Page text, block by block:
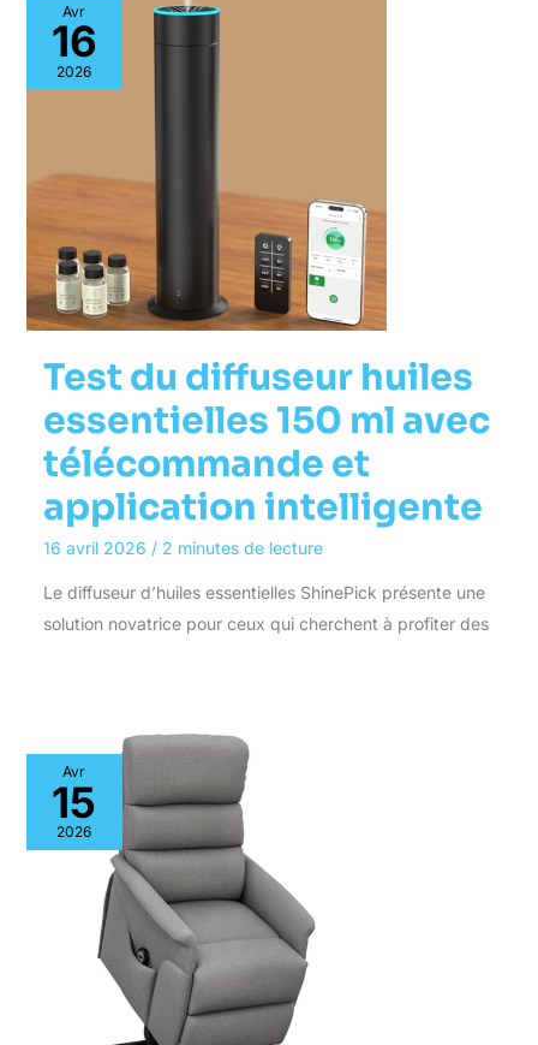
Avr
16
2026
Test du diffuseur huiles
essentielles 150 ml avec
télécommande et
application intelligente
16 avril 2026 / 2 minutes de lecture
Le diffuseur d’huiles essentielles ShinePick présente une
solution novatrice pour ceux qui cherchent à profiter des
Avr
15
2026